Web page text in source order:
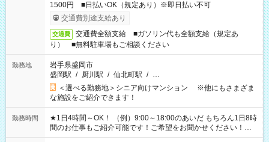
1500円 ■日払いOK（規定あり）※即日払い不可
交通費別途支給あり
交通費
交通費全額支給 ■ガソリン代も全額支給（規定あ
り） ■無料駐車場もご相談ください
勤務地
岩手県盛岡市
盛岡駅 / 厨川駅 / 仙北町駅 / …
＜選べる勤務地＞シニア向けマンション ※他にもさまざま
な施設をご紹介できます！
勤務時間
★1日4時間～OK！ （例）9:00～18:00のあいだ もちろん1日8時
間のお仕事もご紹介可能です！ご希望をお聞かせください！★
家庭の都合でお休みが必要な場合も遠慮なくご相談ください。